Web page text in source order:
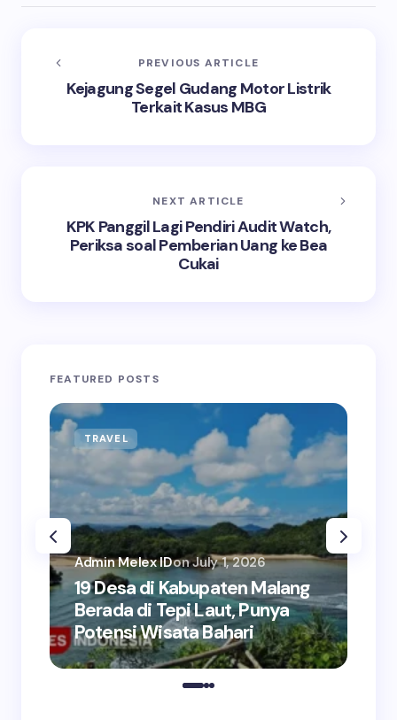
PREVIOUS ARTICLE
Kejagung Segel Gudang Motor Listrik
Terkait Kasus MBG
NEXT ARTICLE
KPK Panggil Lagi Pendiri Audit Watch,
Periksa soal Pemberian Uang ke Bea
Cukai
FEATURED POSTS
TRAVEL
19 Desa di Kabupaten Malang
Berada di Tepi Laut, Punya
Potensi Wisata Bahari
Admin Melex IDon July 1, 2026